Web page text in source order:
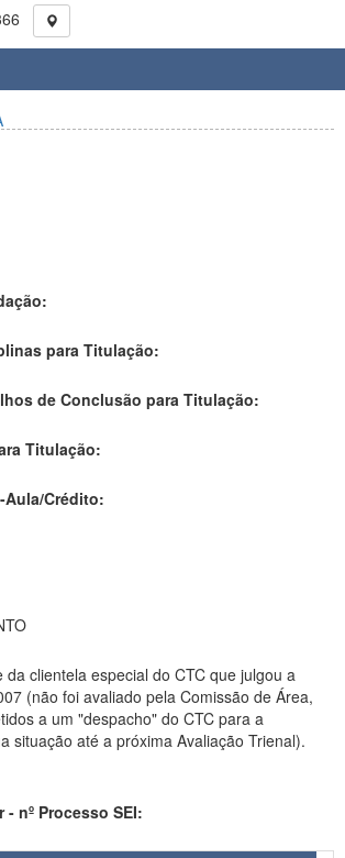
para Titulação:
de Conclusão para Titulação:
Titulação:
Aula/Crédito:
da clientela especial do CTC que julgou a
(não foi avaliado pela Comissão de Área,
a um "despacho" do CTC para a
situação até a próxima Avaliação Trienal).
nº Processo SEI: